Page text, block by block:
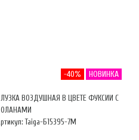
-40% НОВИНКА
ВОЗДУШНАЯ В ЦВЕТЕ ФУКСИИ С
Taiga-Б15395-7М